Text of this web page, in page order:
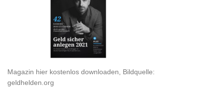
Magazin hier kostenlos downloaden, Bildquelle:
geldhelden.org